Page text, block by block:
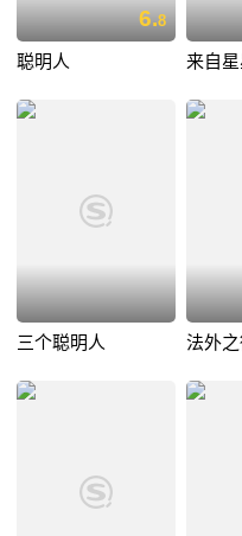
6.8
聪明人 来自
三个聪明人 法外